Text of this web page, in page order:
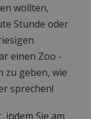
wollten,
Stunde oder
einen Zoo -
zu geben, wie
sprechen!
indem Sie am